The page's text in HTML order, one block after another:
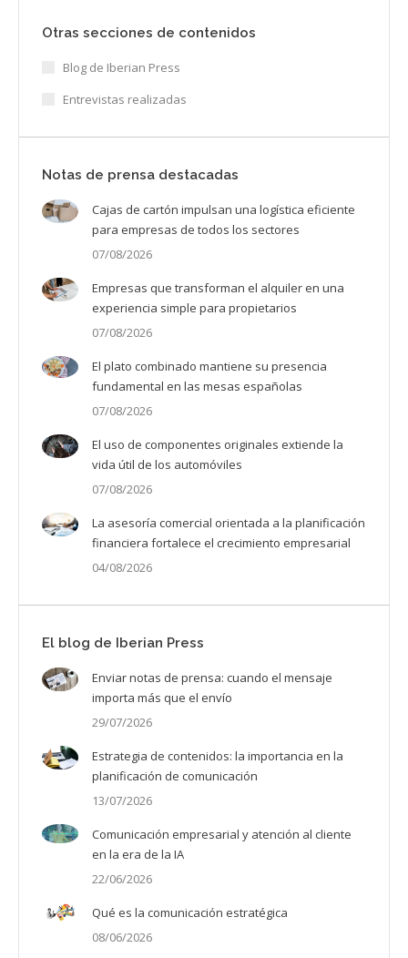
Otras secciones de contenidos
Blog de Iberian Press
Entrevistas realizadas
Notas de prensa destacadas
Cajas de cartón impulsan una logística eficiente
para empresas de todos los sectores
07/08/2026
Empresas que transforman el alquiler en una
experiencia simple para propietarios
07/08/2026
El plato combinado mantiene su presencia
fundamental en las mesas españolas
07/08/2026
El uso de componentes originales extiende la
vida útil de los automóviles
07/08/2026
La asesoría comercial orientada a la planificación
financiera fortalece el crecimiento empresarial
04/08/2026
El blog de Iberian Press
Enviar notas de prensa: cuando el mensaje
importa más que el envío
29/07/2026
Estrategia de contenidos: la importancia en la
planificación de comunicación
13/07/2026
Comunicación empresarial y atención al cliente
en la era de la IA
22/06/2026
Qué es la comunicación estratégica
08/06/2026